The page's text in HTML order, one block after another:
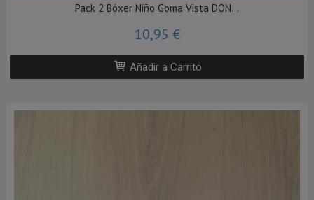
Pack 2 Bóxer Niño Goma Vista DON...
10,95 €
Añadir a Carrito